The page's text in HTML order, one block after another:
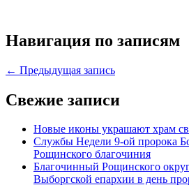
Навигация по записям
← Предыдущая запись
Свежие записи
Новые иконы украшают храм
Службы Недели 9-ой пророка
Рощинского благочиния
Благочинный Рощинского
Выборгской епархии в день